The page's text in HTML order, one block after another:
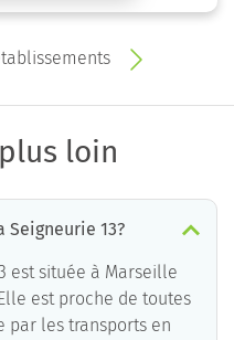
loin
Seigneurie 13?
est située à Marseille
est proche de toutes
par les transports en